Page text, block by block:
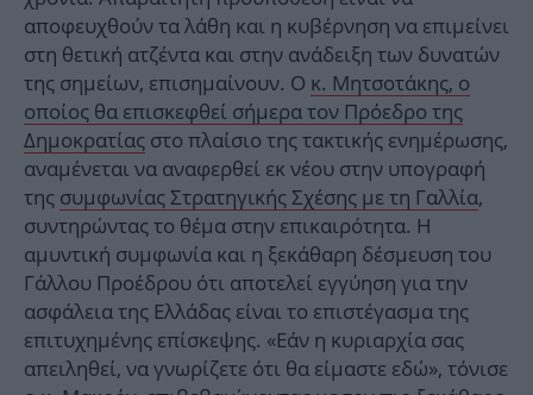
αποφευχθούν τα λάθη και η κυβέρνηση να επιμείνει
στη θετική ατζέντα και στην ανάδειξη των δυνατών
της σημείων, επισημαίνουν. Ο κ. Μητσοτάκης, ο
οποίος θα επισκεφθεί σήμερα τον Πρόεδρο της
Δημοκρατίας στο πλαίσιο της τακτικής ενημέρωσης,
αναμένεται να αναφερθεί εκ νέου στην υπογραφή
της συμφωνίας Στρατηγικής Σχέσης με τη Γαλλία,
συντηρώντας το θέμα στην επικαιρότητα. Η
αμυντική συμφωνία και η ξεκάθαρη δέσμευση του
Γάλλου Προέδρου ότι αποτελεί εγγύηση για την
ασφάλεια της Ελλάδας είναι το επιστέγασμα της
επιτυχημένης επίσκεψης. «Εάν η κυριαρχία σας
απειληθεί, να γνωρίζετε ότι θα είμαστε εδώ», τόνισε